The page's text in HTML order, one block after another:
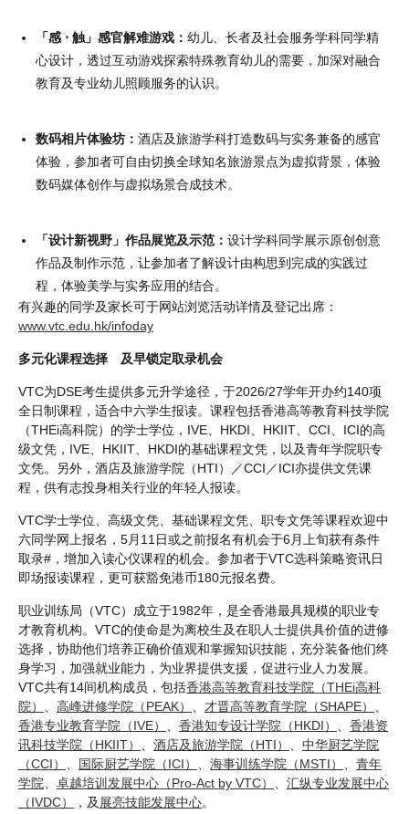
「感 ⋅ 触」感官解难游戏： 幼儿、长者及社会服务学科同学精
心设计，透过互动游戏探索特殊教育幼儿的需要，加深对融合
教育及专业幼儿照顾服务的认识。
数码相片体验坊： 酒店及旅游学科打造数码与实务兼备的感官
体验，参加者可自由切换全球知名旅游景点为虚拟背景，体验
数码媒体创作与虚拟场景合成技术。
「设计新视野」作品展览及示范： 设计学科同学展示原创创意
作品及制作示范，让参加者了解设计由构思到完成的实践过
程，体验美学与实务应用的结合。
有兴趣的同学及家长可于网站浏览活动详情及登记出席：
www.vtc.edu.hk/infoday
多元化课程选择 及早锁定取录机会
VTC为DSE考生提供多元升学途径，于2026/27学年开办约140项
全日制课程，适合中六学生报读。课程包括香港高等教育科技学院
（THEi高科院）的学士学位，IVE、HKDI、HKIIT、CCI、ICI的高
级文凭，IVE、HKIIT、HKDI的基础课程文凭，以及青年学院职专
文凭。另外，酒店及旅游学院（HTI）／CCI／ICI亦提供文凭课
程，供有志投身相关行业的年轻人报读。
VTC学士学位、高级文凭、基础课程文凭、职专文凭等课程欢迎中
六同学网上报名，5月11日或之前报名有机会于6月上旬获有条件
取录#，增加入读心仪课程的机会。参加者于VTC选科策略资讯日
即场报读课程，更可获豁免港币180元报名费。
职业训练局（VTC）成立于1982年，是全香港最具规模的职业专
才教育机构。VTC的使命是为离校生及在职人士提供具价值的进修
选择，协助他们培养正确价值观和掌握知识技能，充分装备他们终
身学习，加强就业能力，为业界提供支援，促进行业人力发展。
VTC共有14间机构成员，包括香港高等教育科技学院（THEi高科
院）
高峰进修学院（PEAK） 才晋高等教育学院（SHAPE）
香港专业教育学院（IVE）
香港知专设计学院（HKDI）
香港资
讯科技学院（HKIIT）
酒店及旅游学院（HTI）
中华厨艺学院
（CCI）
国际厨艺学院（ICI） 海事训练学院（MSTI）
青年
学院
卓越培训发展中心（Pro-Act by VTC）
汇纵专业发展中心
（IVDC）
，及 展亮技能发展中心。